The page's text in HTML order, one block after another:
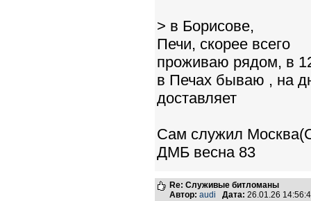
> в Борисове,
Печи, скорее всего
проживаю рядом, в
в Печах бываю , на
доставляет
Сам служил
ДМБ весна 83
Re: Служивые битломаны
Автор: audi Дата: 26.01.26